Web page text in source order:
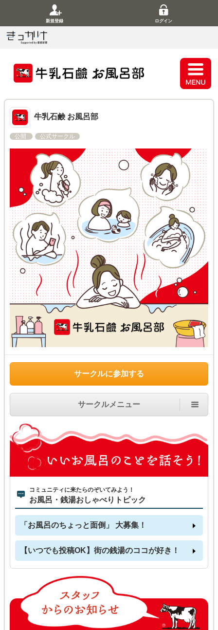
新規登録 ログイン
牛乳石鹸 お風呂部
公開 公式サークル
サークルに参加する
サークルメニュー
コミュニティに来たらのぞいてみよう！
お風呂・銭湯おしゃべりトピック
「お風呂のちょっと面倒」 大募集！
【いつでも投稿OK】街の銭湯のココが好き！